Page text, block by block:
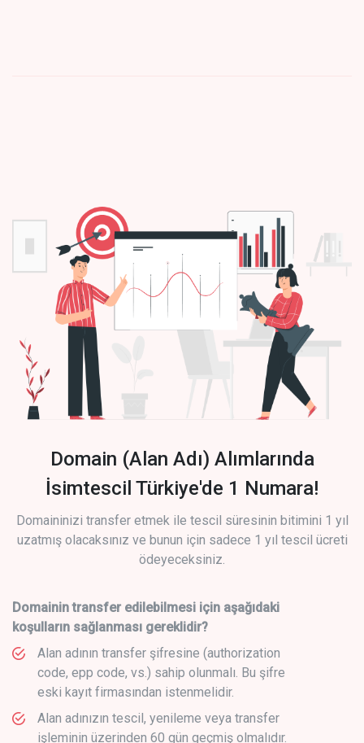
Domain (Alan Adı) Alımlarında
İsimtescil Türkiye'de 1 Numara!
Domaininizi transfer etmek ile tescil süresinin bitimini 1 yıl
uzatmış olacaksınız ve bunun için sadece 1 yıl tescil ücreti
ödeyeceksiniz.
Domainin transfer edilebilmesi için aşağıdaki
koşulların sağlanması gereklidir?
Alan adının transfer şifresine (authorization
code, epp code, vs.) sahip olunmalı. Bu şifre
eski kayıt firmasından istenmelidir.
Alan adınızın tescil, yenileme veya transfer
işleminin üzerinden 60 gün geçmiş olmalıdır.